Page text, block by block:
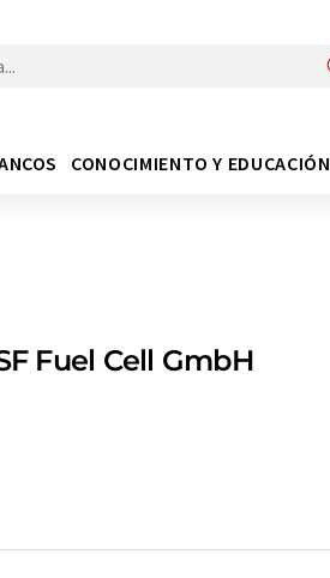
CONOCIMIENTO Y EDUCACIÓN
Fuel Cell GmbH